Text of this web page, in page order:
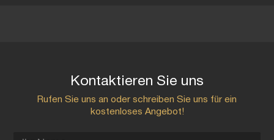
Kontaktieren Sie uns
Rufen Sie uns an oder schreiben Sie uns für ein
kostenloses Angebot!